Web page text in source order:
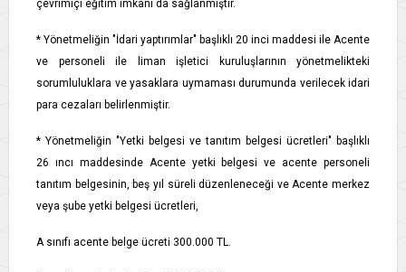
çevrimiçi eğitim imkanı da sağlanmıştır.
* Yönetmeliğin "İdari yaptırımlar" başlıklı 20 inci maddesi ile Acente
ve personeli ile liman işletici kuruluşlarının yönetmelikteki
sorumluluklara ve yasaklara uymaması durumunda verilecek idari
para cezaları belirlenmiştir.
* Yönetmeliğin "Yetki belgesi ve tanıtım belgesi ücretleri" başlıklı
26 ıncı maddesinde Acente yetki belgesi ve acente personeli
tanıtım belgesinin, beş yıl süreli düzenleneceği ve Acente merkez
veya şube yetki belgesi ücretleri,
A sınıfı acente belge ücreti 300.000 TL.